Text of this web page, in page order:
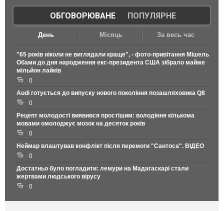
ОБГОВОРЮВАНЕ| ПОПУЛЯРНЕ
День Місяць За весь час
"65 років ніколи не виглядали краще", - фото-привітання Мішель
Обами до дня народження екс-президента США зібрало майже
мільйон лайків
0
Audi готується до випуску нового покоління позашляховика Q8
0
Рецепт молодості виявився простішим: володіння кількома
мовами омолоджує мозок на десяток років
0
Неймар влаштував конфлікт після перемоги "Сантоса". ВІДЕО
0
Достатньо було погладити: лемури на Мадагаскарі стали
жертвами людського вірусу
0